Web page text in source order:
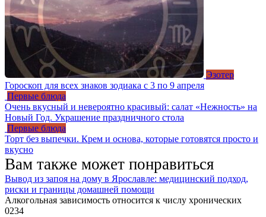
Эзотер
Гороскоп для всех знаков зодиака с 3 по 9 апреля
Первые блюда
Очень вкусный и невероятно красивый: салат «Нежность» на
Новый Год. Украшение праздничного стола
Первые блюда
Торт без выпечки. Крем и основа, которые готовятся просто и
вкусно
Вам также может понравиться
Вывод из запоя на дому в Ярославле: медицинский подход,
риски и границы домашней помощи
Алкогольная зависимость относится к числу хронических
0234